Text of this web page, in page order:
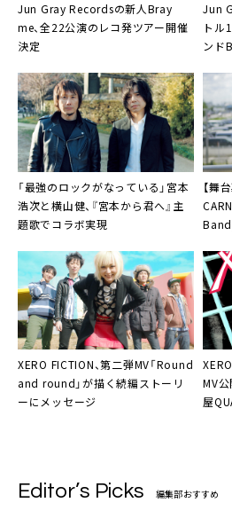
Jun Gray Recordsの新人Bray
me、全22公演のレコ発ツアー開催
決定
Jun
トル
ンド
「最強のロックがなっている」 宮本
浩次と横山健、『宮本から君へ』主
題歌でコラボ実現
【舞
XERO FICTION、第二弾MV「Round
and round」が描く続編ストーリ
ーにメッセージ
MV
屋
Editor’s Picks 編集部おすすめ